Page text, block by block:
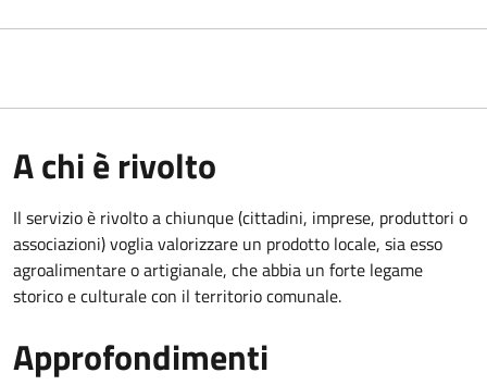
A chi è rivolto
Il servizio è rivolto a chiunque (cittadini, imprese, produttori o
associazioni) voglia valorizzare un prodotto locale, sia esso
agroalimentare o artigianale, che abbia un forte legame
storico e culturale con il territorio comunale.
Approfondimenti